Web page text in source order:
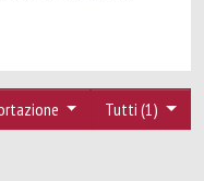
Tutti (1)